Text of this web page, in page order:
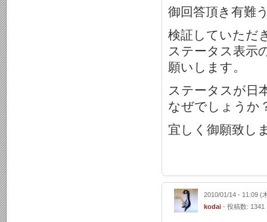
御回答頂き有難
検証していただ
ステータス表示
願いします。
ステータスが日
なぜでしょうか
宜しく御願致し
2010/01/14 - 11:09 (
kodai - 投稿数: 1341